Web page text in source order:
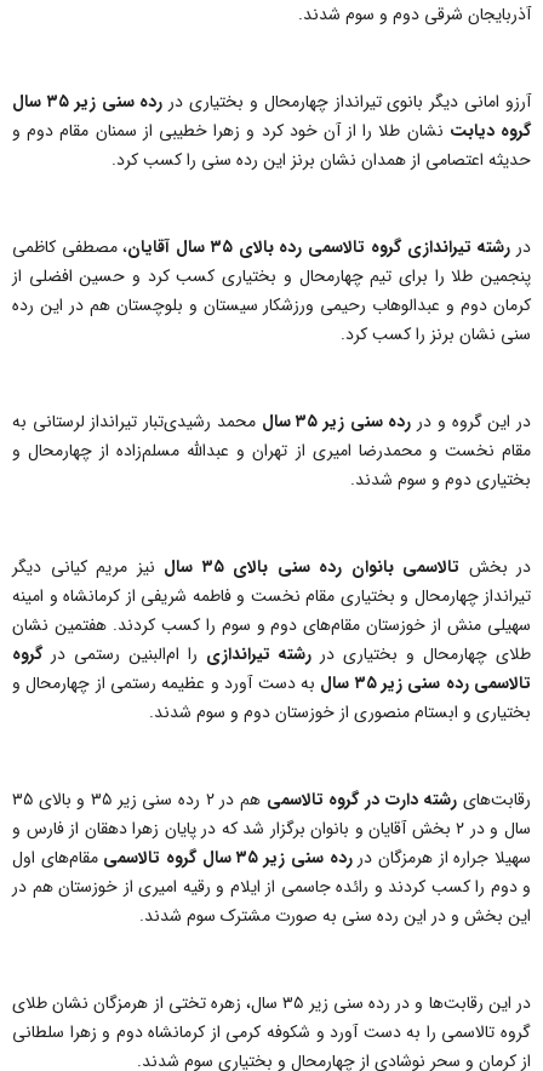
آذربایجان شرقی دوم و سوم شدند.
آرزو امانی دیگر بانوی تیرانداز چهارمحال و بختیاری در
رده سنی زیر ۳۵ سال
گروه دیابت نشان طلا را از آن خود کرد و زهرا خطیبی از سمنان مقام دوم و
حدیثه اعتصامی از همدان نشان برنز این رده سنی را کسب کرد.
در رشته تیراندازی گروه تالاسمی رده بالای ۳۵ سال آقایان
، مصطفی کاظمی
پنجمین طلا را برای تیم چهارمحال و بختیاری کسب کرد و حسین افضلی از
کرمان دوم و عبدالوهاب رحیمی ورزشکار سیستان و بلوچستان هم در این رده
سنی نشان برنز را کسب کرد.
در این گروه و در رده سنی زیر ۳۵ سال
محمد رشیدی‌تبار تیرانداز لرستانی به
مقام نخست و محمدرضا امیری از تهران و عبدالله مسلم‌زاده از چهارمحال و
بختیاری دوم و سوم شدند.
در بخش تالاسمی بانوان رده سنی بالای ۳۵ سال
نیز مریم کیانی دیگر
تیرانداز چهارمحال و بختیاری مقام نخست و فاطمه شریفی از کرمانشاه و امینه
سهیلی منش از خوزستان مقام‌های دوم و سوم را کسب کردند. هفتمین نشان
طلای چهارمحال و بختیاری در رشته تیراندازی را ام‌البنین رستمی درگروه
تالاسمی رده سنی زیر ۳۵ سال
به دست آورد و عظیمه رستمی از چهارمحال و
بختیاری و ابستام منصوری از خوزستان دوم و سوم شدند.
رقابت‌هایرشته دارت در گروه تالاسمی
هم در ۲ رده سنی زیر ۳۵ و بالای ۳۵
سال و در ۲ بخش آقایان و بانوان برگزار شد که در پایان زهرا دهقان از فارس و
سهیلا جراره از هرمزگان دررده سنی زیر ۳۵ سال گروه تالاسمی
مقام‌های اول
و دوم را کسب کردند و رائده جاسمی از ایلام و رقیه امیری از خوزستان هم در
این بخش و در این رده سنی به صورت مشترک سوم شدند.
در این رقابت‌ها و در رده سنی زیر ۳۵ سال، زهره تختی از هرمزگان نشان طلای
گروه تالاسمی را به دست آورد و شکوفه کرمی از کرمانشاه دوم و زهرا سلطانی
از کرمان و سحر نوشادی از چهارمحال و بختیاری سوم شدند.